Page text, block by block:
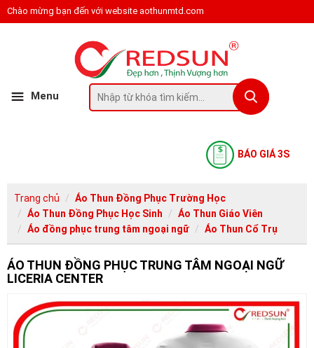
Chào mừng bạn đến với website aothunmtd.com
Menu
BÁO GIÁ 3S
Trang chủ
Áo Thun Đồng Phục Trường Học
Áo Thun Đồng Phục Học Sinh
Áo Thun Giáo Viên
Áo đồng phục trung tâm ngoại ngữ
Áo Thun Cổ Trụ
ÁO THUN ĐỒNG PHỤC TRUNG TÂM NGOẠI NGỮ
LICERIA CENTER